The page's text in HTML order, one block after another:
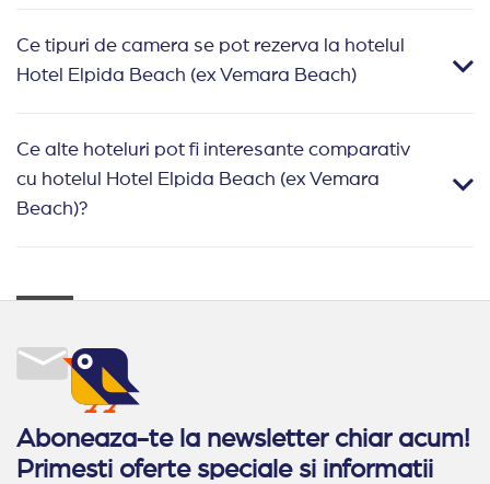
Ce tipuri de camera se pot rezerva la hotelul
Hotel Elpida Beach (ex Vemara Beach)
Ce alte hoteluri pot fi interesante comparativ
cu hotelul Hotel Elpida Beach (ex Vemara
Beach)?
Aboneaza-te la newsletter chiar acum!
Primesti oferte speciale si informatii